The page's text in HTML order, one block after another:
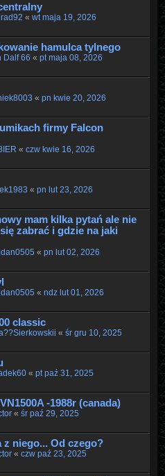
« wt maja 19, 2026
hamulca tylnego
Dalf 66 « pt maja 08, 2026
« pn kwie 20, 2026
firmy Falcon
« czw kwie 16, 2026
« pn lut 23, 2026
mam kilka pytań ale nie
zabrać i gdzie na jaki
« pn lut 02, 2026
« ndz lut 01, 2026
classic
« śr gru 10, 2025
« pt paź 31, 2025
-1988r (canada)
« śr paź 29, 2025
z niego... Od czego?
« czw paź 23, 2025